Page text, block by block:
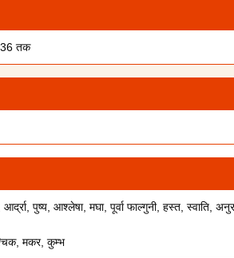
तक
आर्द्रा, पुष्य, आश्लेषा, मघा, पूर्वा फाल्गुनी, हस्त, स्वाति,
मकर, कुम्भ